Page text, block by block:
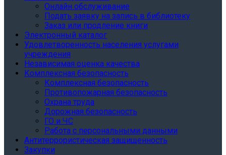
Онлайн обслуживание
Подать заявку на запись в библиотеку
Заказ или продление книги
Электронный каталог
Удовлетворенность населения услугами
учреждения
Независимая оценка качества
Комплексная безопасность
Комплексная безопасность
Противопожарная безопасность
Охрана труда
Дорожная безопасность
ГО и ЧС
Работа с персональными данными
Антитеррористическая защищенность
Закупки